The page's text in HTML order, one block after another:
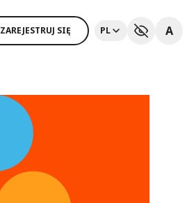
ZAREJESTRUJ SIĘ PL A